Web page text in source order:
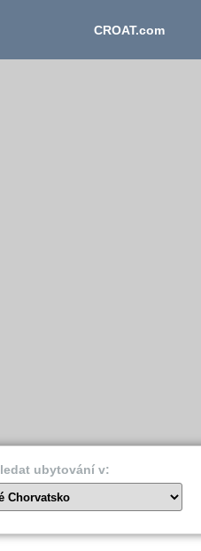
CROAT.com
ubytování v:
Chorvatsko